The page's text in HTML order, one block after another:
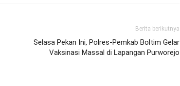
Berita berikutnya
Selasa Pekan Ini, Polres-Pemkab Boltim Gelar
Vaksinasi Massal di Lapangan Purworejo